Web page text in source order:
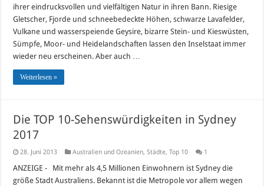
ihrer eindrucksvollen und vielfältigen Natur in ihren Bann. Riesige
Gletscher, Fjorde und schneebedeckte Höhen, schwarze Lavafelder,
Vulkane und wasserspeiende Geysire, bizarre Stein- und Kieswüsten,
Sümpfe, Moor- und Heidelandschaften lassen den Inselstaat immer
wieder neu erscheinen. Aber auch …
Weiterlesen »
Die TOP 10-Sehenswürdigkeiten in Sydney
2017
28. Juni 2013 Australien und Ozeanien,Städte,Top 10 1
ANZEIGE - Mit mehr als 4,5 Millionen Einwohnern ist Sydney die
größe Stadt Australiens. Bekannt ist die Metropole vor allem wegen